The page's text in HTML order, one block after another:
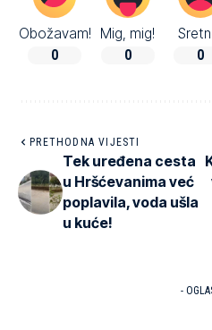
Obožavam!
0
Mig, mig!
0
0
PRETHODNA VIJESTI
Tek uređena cesta
u Hršćevanima već
poplavila, voda ušla
u kuće!
-